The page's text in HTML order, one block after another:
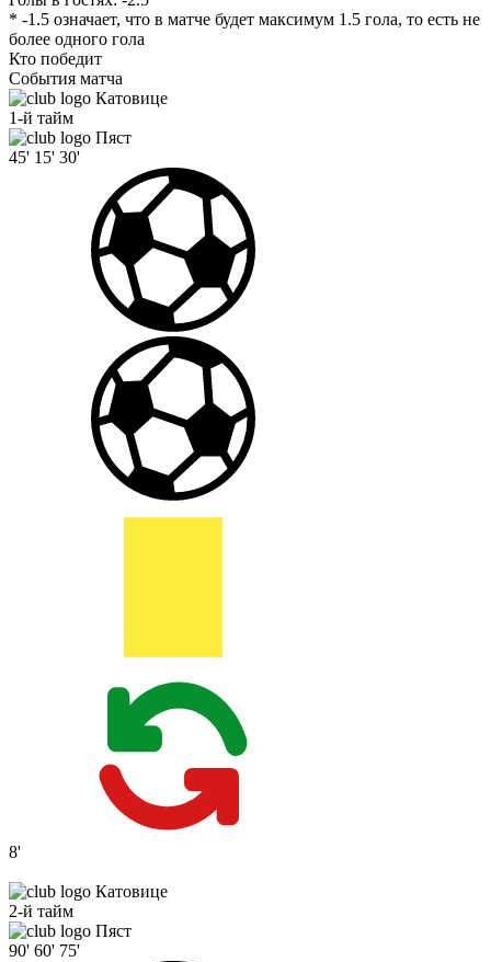
* -1.5 означает, что в матче будет максимум 1.5 гола, то есть не
более одного гола
Кто победит
События матча
Катовице
1-й тайм
Пяст
45' 15' 30'
8'
Катовице
2-й тайм
Пяст
90' 60' 75'